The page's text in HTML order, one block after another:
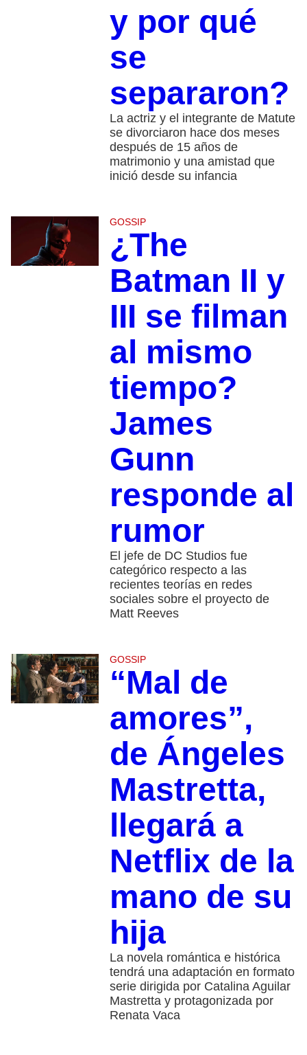
y por qué
se
separaron?
La actriz y el integrante de Matute
se divorciaron hace dos meses
después de 15 años de
matrimonio y una amistad que
inició desde su infancia
GOSSIP
¿The
Batman II y
III se filman
al mismo
tiempo?
James
Gunn
responde al
rumor
El jefe de DC Studios fue
categórico respecto a las
recientes teorías en redes
sociales sobre el proyecto de
Matt Reeves
GOSSIP
“Mal de
amores”,
de Ángeles
Mastretta,
llegará a
Netflix de la
mano de su
hija
La novela romántica e histórica
tendrá una adaptación en formato
serie dirigida por Catalina Aguilar
Mastretta y protagonizada por
Renata Vaca